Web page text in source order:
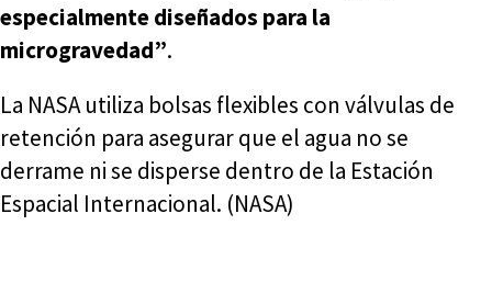
especialmente diseñados para la
microgravedad”.
La NASA utiliza bolsas flexibles con válvulas de
retención para asegurar que el agua no se
derrame ni se disperse dentro de la Estación
Espacial Internacional. (NASA)